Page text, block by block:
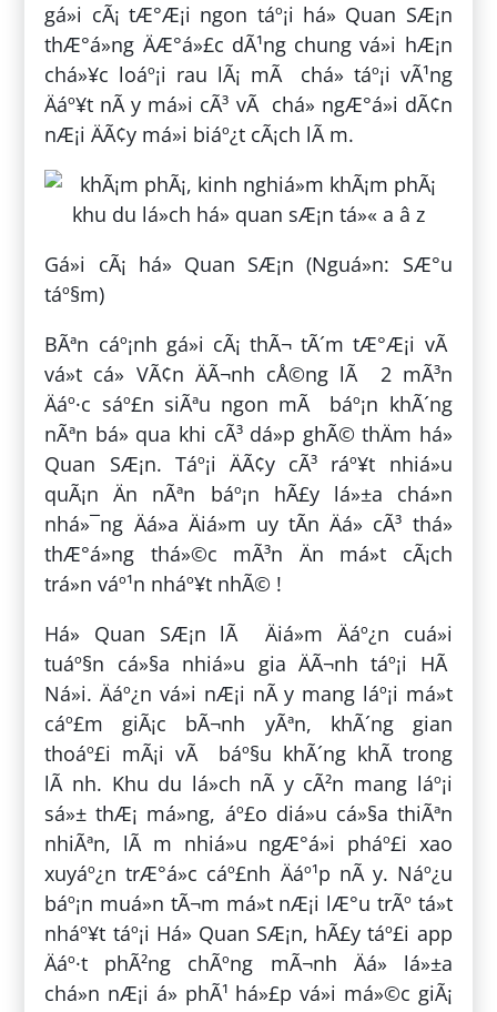
gá»i cÃ¡ tÆ°Æ¡i ngon táº¡i há» Quan SÆ¡n
thÆ°á»ng ÄÆ°á»£c dÃ¹ng chung vá»i hÆ¡n
chá»¥c loáº¡i rau lÃ¡ mÃ chá» táº¡i vÃ¹ng
Äáº¥t nÃ y má»i cÃ³ vÃ chá» ngÆ°á»i dÃ¢n
nÆ¡i ÄÃ¢y má»i biáº¿t cÃ¡ch lÃ m.
Gá»i cÃ¡ há» Quan SÆ¡n (Nguá»n: SÆ°u
táº§m)
BÃªn cáº¡nh gá»i cÃ¡ thÃ¬ tÃ´m tÆ°Æ¡i vÃ
vá»t cá» VÃ¢n ÄÃ¬nh cÅ©ng lÃ 2 mÃ³n
Äáº·c sáº£n siÃªu ngon mÃ báº¡n khÃ´ng
nÃªn bá» qua khi cÃ³ dá»p ghÃ© thÄm há»
Quan SÆ¡n. Táº¡i ÄÃ¢y cÃ³ ráº¥t nhiá»u
quÃ¡n Än nÃªn báº¡n hÃ£y lá»±a chá»n
nhá»¯ng Äá»a Äiá»m uy tÃ­n Äá» cÃ³ thá»
thÆ°á»ng thá»©c mÃ³n Än má»t cÃ¡ch
trá»n váº¹n nháº¥t nhÃ© !
Há» Quan SÆ¡n lÃ Äiá»m Äáº¿n cuá»i
tuáº§n cá»§a nhiá»u gia ÄÃ¬nh táº¡i HÃ
Ná»i. Äáº¿n vá»i nÆ¡i nÃ y mang láº¡i má»t
cáº£m giÃ¡c bÃ¬nh yÃªn, khÃ´ng gian
thoáº£i mÃ¡i vÃ báº§u khÃ´ng khÃ­ trong
lÃ nh. Khu du lá»ch nÃ y cÃ²n mang láº¡i
sá»± thÆ¡ má»ng, áº£o diá»u cá»§a thiÃªn
nhiÃªn, lÃ m nhiá»u ngÆ°á»i pháº£i xao
xuyáº¿n trÆ°á»c cáº£nh Äáº¹p nÃ y. Náº¿u
báº¡n muá»n tÃ¬m má»t nÆ¡i lÆ°u trÃº tá»t
nháº¥t táº¡i Há» Quan SÆ¡n, hÃ£y táº£i app
Äáº·t phÃ²ng chÃºng mÃ¬nh Äá» lá»±a
chá»n nÆ¡i á» phÃ¹ há»£p vá»i má»©c giÃ¡